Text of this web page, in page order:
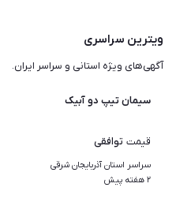
ویترین سراسری
آگهی‌های ویژه استانی و سراسر ایران.
سیمان تیپ دو آبیک
قیمت توافقی
سراسر استان آذربایجان شرقی
۲ هفته پیش